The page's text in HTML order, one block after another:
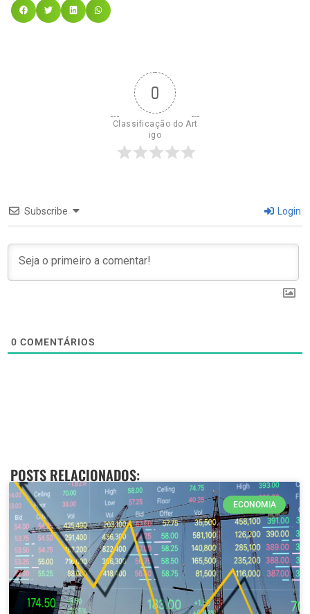
0
Classificação do Art
igo
Subscribe Login
0 COMENTÁRIOS
POSTS RELACIONADOS:
ECONOMIA